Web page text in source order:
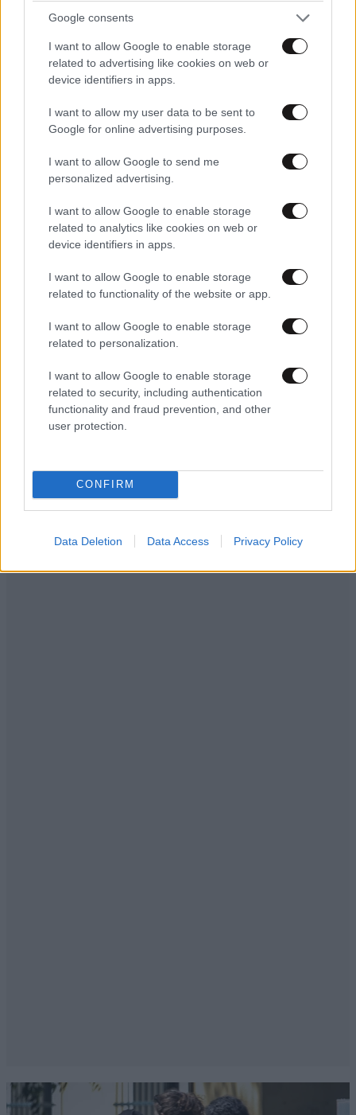
Google consents
I want to allow Google to enable storage
related to advertising like cookies on web or
device identifiers in apps.
I want to allow my user data to be sent to
Google for online advertising purposes.
I want to allow Google to send me
personalized advertising.
I want to allow Google to enable storage
related to analytics like cookies on web or
device identifiers in apps.
I want to allow Google to enable storage
related to functionality of the website or app.
I want to allow Google to enable storage
related to personalization.
I want to allow Google to enable storage
related to security, including authentication
functionality and fraud prevention, and other
user protection.
CONFIRM
Data Deletion Data Access Privacy Policy
Απαντήστε
TRENDING
ΠΟΛΙΤΙΚΗ1 ω. πριν
οικογένειας